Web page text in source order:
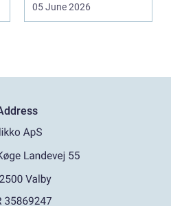
05 June 2026